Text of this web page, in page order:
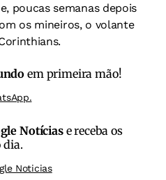
poucas semanas depois
os mineiros, o volante
em primeira mão!
Notíciase receba os
dia.
Noticias